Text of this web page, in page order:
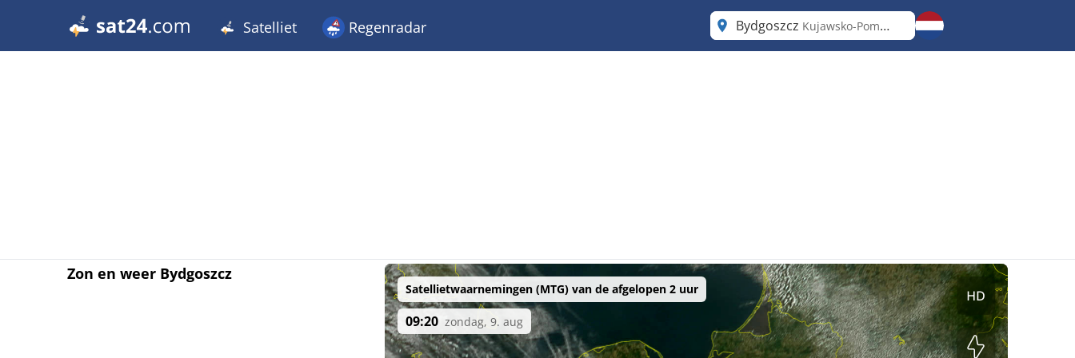
Satelliet Regenradar Bydgoszcz Kujawsko-Pomorskie
Zon en weer Bydgoszcz
Satellietwaarnemingen (MTG) van de afgelopen 2 uur
09:20 zondag, 9. aug